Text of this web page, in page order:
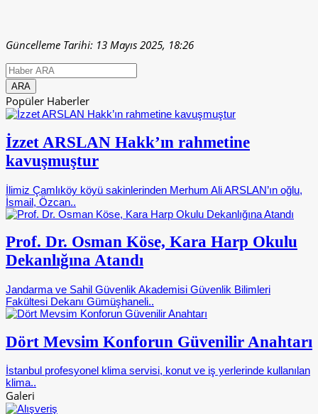
Güncelleme Tarihi: 13 Mayıs 2025, 18:26
Popüler Haberler
İzzet ARSLAN Hakk’ın rahmetine
kavuşmuştur
İlimiz Çamlıköy köyü sakinlerinden Merhum Ali ARSLAN’ın oğlu,
İsmail, Özcan..
Prof. Dr. Osman Köse, Kara Harp Okulu
Dekanlığına Atandı
Jandarma ve Sahil Güvenlik Akademisi Güvenlik Bilimleri
Fakültesi Dekanı Gümüşhaneli..
Dört Mevsim Konforun Güvenilir Anahtarı
İstanbul profesyonel klima servisi, konut ve iş yerlerinde kullanılan
klima..
Galeri